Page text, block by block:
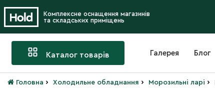
Комплексне оснащення магазинів
та складських приміщень
Каталог товарів Галерея Блог
Головна › Холодильне обладнання › Морозильні ларі ›